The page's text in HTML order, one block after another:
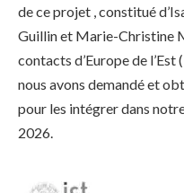
de ce projet , constitué
Guillin et Marie-Christine
contacts d’Europe de
nous avons demandé et
pour les intégrer dans
2026.